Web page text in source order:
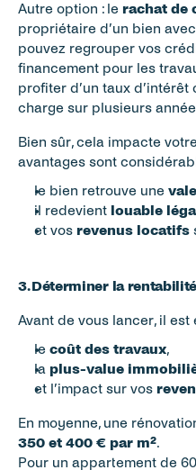
Autre option : le rachat de
propriétaire d’un bien
pouvez regrouper vos
financement pour les
profiter d’un taux
charge sur plusieurs
Bien sûr, cela impacte votre
avantages sont
le bien retrouve une
il redevient louable
et vos revenus locatifs
3. Déterminer la
Avant de vous lancer, il
le coût des travaux,
la plus-value
et l’impact sur vos
350 et 400 € par m².